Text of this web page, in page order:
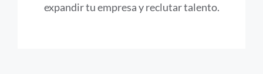
expandir tu empresa y reclutar talento.